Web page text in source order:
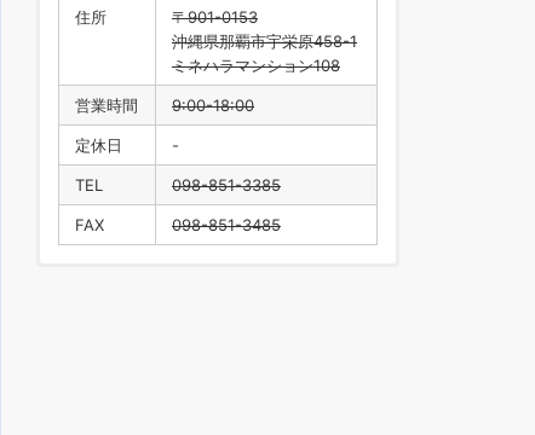
住所
〒901-0153
沖縄県那覇市宇栄原458-1
ミネハラマンション108
営業時間 9:00-18:00
定休日 -
TEL 098-851-3385
FAX 098-851-3485